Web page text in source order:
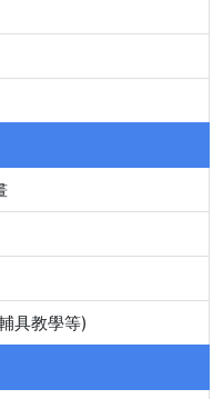
具教學等)